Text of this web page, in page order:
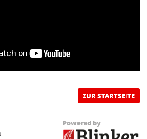
ZUR STARTSEITE
Powered by